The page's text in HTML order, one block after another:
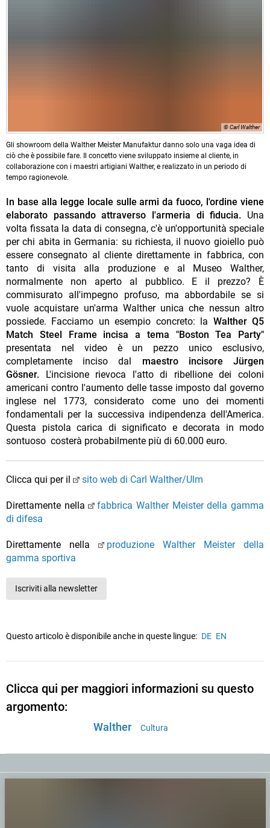
© Carl Walther
Gli showroom della Walther Meister Manufaktur danno solo una vaga idea di
ciò che è possibile fare. Il concetto viene sviluppato insieme al cliente, in
collaborazione con i maestri artigiani Walther, e realizzato in un periodo di
tempo ragionevole.
In base alla legge locale sulle armi da fuoco, l'ordine viene
elaborato passando attraverso l'armeria di fiducia. Una
volta fissata la data di consegna, c'è un'opportunità speciale
per chi abita in Germania: su richiesta, il nuovo gioiello può
essere consegnato al cliente direttamente in fabbrica, con
tanto di visita alla produzione e al Museo Walther,
normalmente non aperto al pubblico. E il prezzo? È
commisurato all'impegno profuso, ma abbordabile se si
vuole acquistare un'arma Walther unica che nessun altro
possiede. Facciamo un esempio concreto: la Walther Q5
Match Steel Frame incisa a tema "Boston Tea Party"
presentata nel video è un pezzo unico esclusivo,
completamente inciso dal maestro incisore Jürgen
Gösner. L'incisione rievoca l'atto di ribellione dei coloni
americani contro l'aumento delle tasse imposto dal governo
inglese nel 1773, considerato come uno dei momenti
fondamentali per la successiva indipendenza dell'America.
Questa pistola carica di significato e decorata in modo
sontuoso costerà probabilmente più di 60.000 euro.
Clicca qui per il sito web di Carl Walther/Ulm
Direttamente nella
fabbrica Walther Meister della gamma
di difesa
Direttamente nella
produzione Walther Meister della
gamma sportiva
Iscriviti alla newsletter
Questo articolo è disponibile anche in queste lingue: DE EN
Clicca qui per maggiori informazioni su questo
argomento:
Walther Cultura